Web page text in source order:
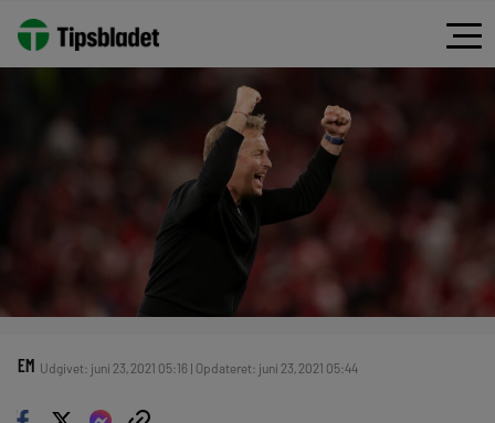
EM Udgivet: juni 23, 2021 05:16 | Opdateret: juni 23, 2021 05:44